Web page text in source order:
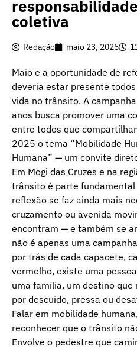
coletiva
Redação maio 23, 2025
Maio e a oportunidade de
deveria estar presente
vida no trânsito. A
anos busca promover uma
entre todos que
2025 o tema “Mobilidade
Humana” — um convite
Em Mogi das Cruzes e na
trânsito é parte
reflexão se faz ainda mais
cruzamento ou avenida
encontram — e também se
não é apenas uma
por trás de cada capacete,
vermelho, existe uma
uma família, um destino
por descuido, pressa ou
Falar em mobilidade
reconhecer que o trânsito
Envolve o pedestre que